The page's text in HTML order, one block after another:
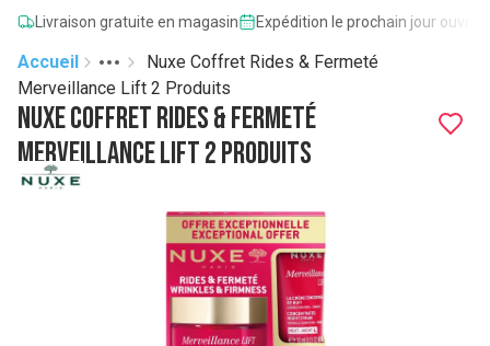
Livraison gratuite en magasin Expédition le prochain jour
Accueil
More
Toggle menu
Nuxe Coffret Rides & Fermeté
Merveillance Lift 2 Produits
Nuxe Coffret Rides & Fermeté
Merveillance Lift 2 Produits